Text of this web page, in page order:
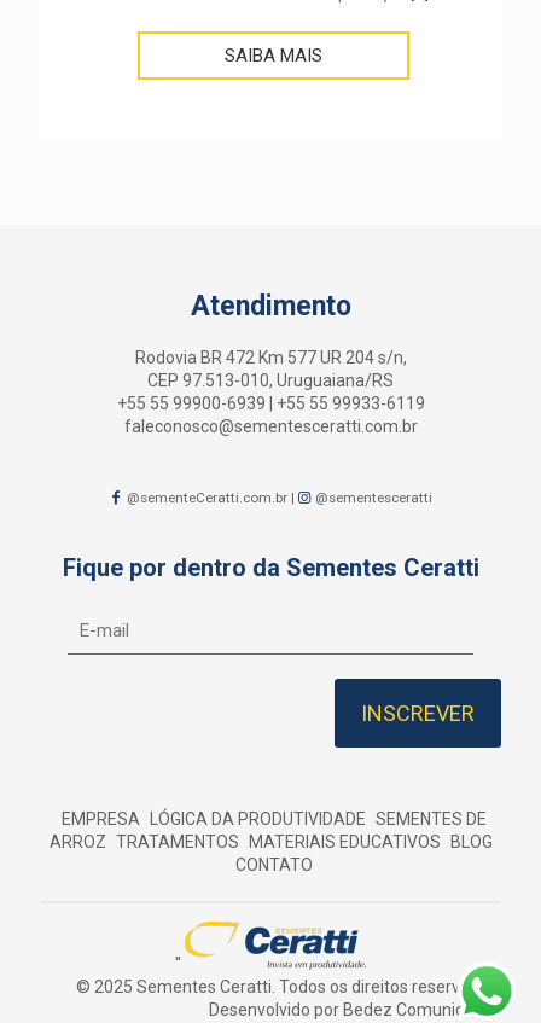
SAIBA MAIS
Atendimento
Rodovia BR 472 Km 577 UR 204 s/n,
CEP 97.513-010, Uruguaiana/RS
+55 55 99900-6939
+55 55 99933-6119
faleconosco@sementesceratti.com.br
Fique por dentro da Sementes Ceratti
@sementeCeratti.com.br | @sementesceratti
EMPRESA LÓGICA DA PRODUTIVIDADE SEMENTES DE
ARROZ TRATAMENTOS MATERIAIS EDUCATIVOS
BLOG
CONTATO
''
© 2025 Sementes Ceratti. Todos os direitos reservados.
Desenvolvido por Bedez Comunicação